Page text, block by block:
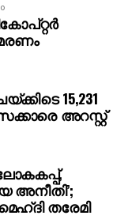
കാണുന്ന
കോടതി
മറ്റ്
15,231
അറസ്റ്റ്
അനീതി’;
തരേമി